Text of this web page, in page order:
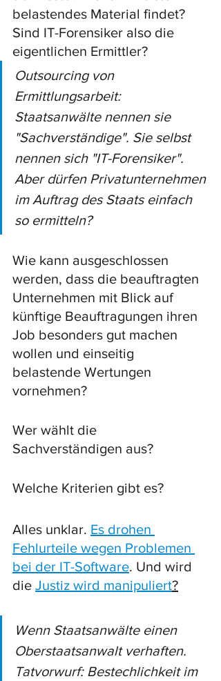
belastendes Material findet?
Sind IT-Forensiker also die
eigentlichen Ermittler?
Outsourcing von
Ermittlungsarbeit:
Staatsanwälte nennen sie
"Sachverständige". Sie selbst
nennen sich "IT-Forensiker".
Aber dürfen Privatunternehmen
im Auftrag des Staats einfach
so ermitteln?
Wie kann ausgeschlossen
werden, dass die beauftragten
Unternehmen mit Blick auf
künftige Beauftragungen ihren
Job besonders gut machen
wollen und einseitig
belastende Wertungen
vornehmen?
Wer wählt die
Sachverständigen aus?
Welche Kriterien gibt es?
Alles unklar. Es drohen
Fehlurteile wegen Problemen
bei der IT-Software. Und wird
die Justiz wird manipuliert?
Wenn Staatsanwälte einen
Oberstaatsanwalt verhaften.
Tatvorwurf: Bestechlichkeit im